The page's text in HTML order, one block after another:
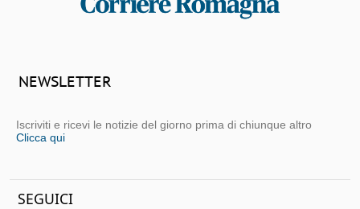
NEWSLETTER
Iscriviti e ricevi le notizie del giorno prima di chiunque altro
Clicca qui
SEGUICI